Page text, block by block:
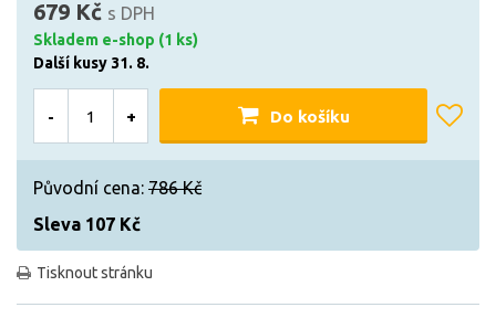
679 Kč s DPH
Skladem e-shop (1 ks)
Další kusy 31. 8.
- + Do košíku
Původní cena: 786 Kč
Sleva 107 Kč
Tisknout stránku